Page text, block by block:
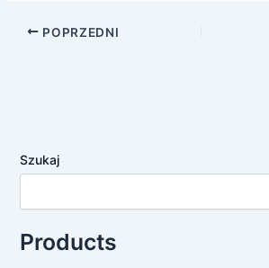
POPRZEDNI
Szukaj
Products